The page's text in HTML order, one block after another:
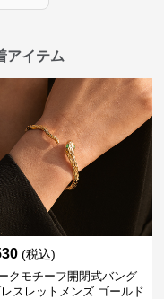
アイテム
(税込)
クモチーフ開閉式バング
スレットメンズ ゴールド